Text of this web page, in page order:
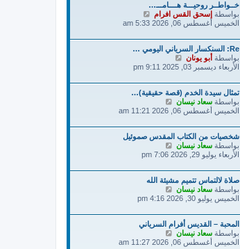
ك
ة
خ
ر
م
ش
ا
ر
ك
خــواطــر روحيـــة هــــامـــ…
بواسطة إسحق القس افرام
ا
د
آ
ر
ش
ا
ك
الخميس أغسطس 06, 2026 5:33 am
Re: السنكسار السرياني اليومي …
بواسطة أبو يونان
ا
د
آ
خ
ر
ش
ا
ر
ك
الأربعاء ديسمبر 03, 2025 9:11 pm
تمثال سيدة الخدم (قصة حقيقية)…
بواسطة سعاد نيسان
ا
د
آ
ر
ش
ا
ك
الخميس أغسطس 06, 2026 11:21 am
شخصيات من الكتاب المقدس صموئيل
بواسطة سعاد نيسان
ا
د
آ
ر
ش
ا
ك
الأربعاء يوليو 29, 2026 7:06 pm
صلاة لالتماس تتميم مشيئة الله
بواسطة سعاد نيسان
ا
د
آ
ر
الخميس يوليو 30, 2026 4:16 pm
المحبة – القديس أفرام السرياني
بواسطة سعاد نيسان
ا
الخميس أغسطس 06, 2026 11:27 am